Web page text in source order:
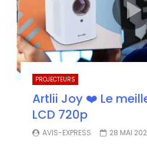
PROJECTEURS
Artlii Joy ❤️ Le
LCD 720p
AVIS-EXPRESS 28 MAI